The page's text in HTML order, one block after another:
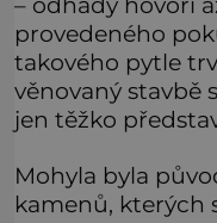
provedeného
takového pytle
věnovaný stavbě
jen těžko
Mohyla byla
kamenů, kterých